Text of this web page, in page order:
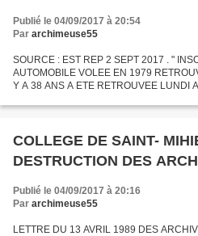
Publié le 04/09/2017 à 20:54
Par archimeuse55
SOURCE : EST REP 2 SEPT 2017 . "
AUTOMOBILE VOLEE EN 1979
Y A 38 ANS A ETE RETROUVEE LUNDI
ETE TROUVEE DANS...
COLLEGE DE SAINT- MIHIEL MEUSE .
Publié le 04/09/2017 à 20:16
Par archimeuse55
LETTRE DU 13 AVRIL 1989 DES